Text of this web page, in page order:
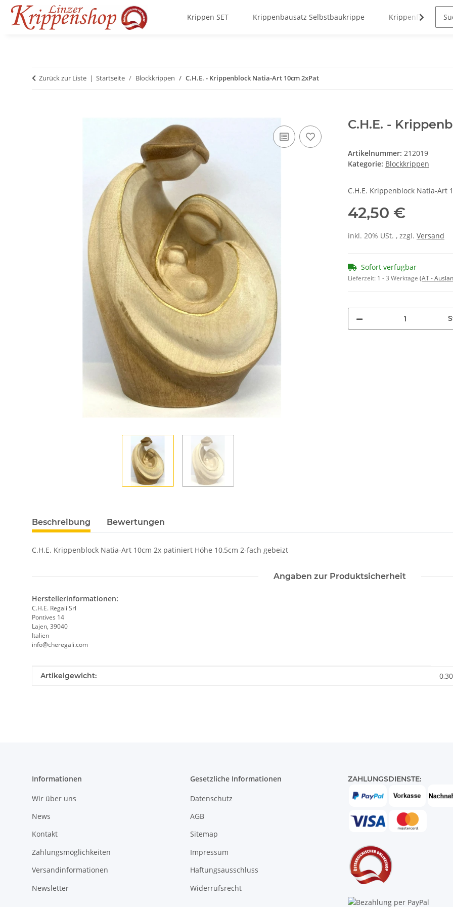
Krippen SET Krippenbausatz Selbstbaukrippe Krippenfiguren
Zurück zur Liste Startseite Blockkrippen C.H.E. - Krippenblock Natia-Art 10cm 2xPat
C.H.E. -
Artikelnummer: 212019
Kategorie: Blockkrippen
C.H.E. Krippenblock Natia-Art
42,50 €
inkl. 20% USt. , zzgl. Versand
Sofort verfügbar
Lieferzeit: 1 - 3 Werktage (AT -
Beschreibung Bewertungen
C.H.E. Krippenblock Natia-Art 10cm 2x patiniert Höhe 10,5cm 2-fach gebeizt
Angaben zur Produktsicherheit
Herstellerinformationen:
C.H.E. Regali Srl
Pontives 14
Lajen, 39040
Italien
info@cheregali.com
Produkteigenschaft
Wert
Artikelgewicht: 0,30
Informationen
Wir über uns
News
Kontakt
Zahlungsmöglichkeiten
Versandinformationen
Newsletter
Gesetzliche Informationen
Datenschutz
AGB
Sitemap
Impressum
Haftungsausschluss
Widerrufsrecht
ZAHLUNGSDIENSTE: